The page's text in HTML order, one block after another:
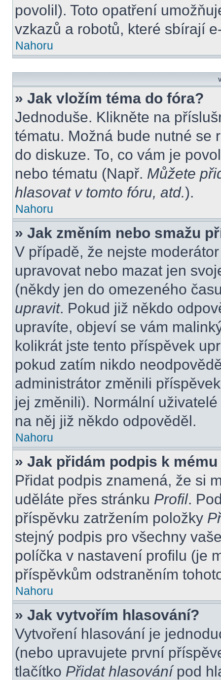
povolil). Toto opatření
vzkazů a robotů, které sbírají
Nahoru
» Jak vložím téma do fóra?
Jednoduše. Klikněte na
tématu. Možná bude nutné se
do diskuze. To, co vám je
nebo tématu (Např. Můžete
hlasovat v tomto fóru, atd.).
Nahoru
» Jak změním nebo smažu
V případě, že nejste
upravovat nebo mazat jen
(někdy jen do omezeného
upravit. Pokud již někdo
upravíte, objeví se vám
kolikrát jste tento příspěvek
pokud zatím nikdo
administrátor změnili
jej změnili). Normální
na něj již někdo odpověděl.
Nahoru
» Jak přidám podpis k
Přidat podpis znamená, že si
uděláte přes stránku Profil.
příspěvku zatržením položky
stejný podpis pro všechny
políčka v nastavení profilu (je
příspěvkům odstraněním
Nahoru
» Jak vytvořím hlasování?
Vytvoření hlasování je
(nebo upravujete první
tlačítko Přidat hlasovánípod